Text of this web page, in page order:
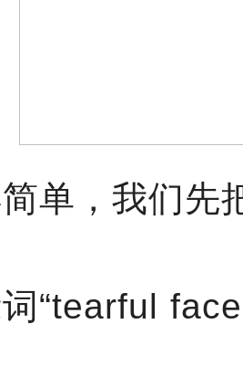
单，我们先
“tearful